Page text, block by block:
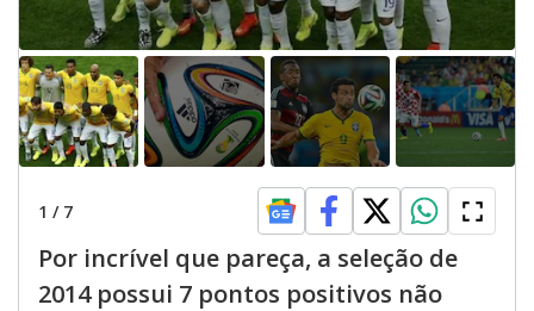
1 / 7
Por incrível que pareça, a seleção de
2014 possui 7 pontos positivos não